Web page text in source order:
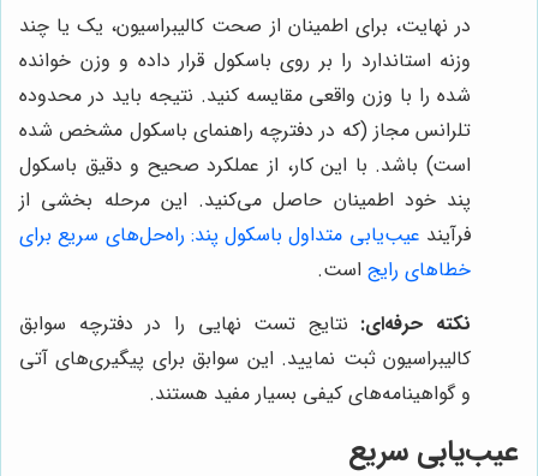
در نهایت، برای اطمینان از صحت کالیبراسیون، یک یا چند
وزنه استاندارد را بر روی باسکول قرار داده و وزن خوانده
شده را با وزن واقعی مقایسه کنید. نتیجه باید در محدوده
تلرانس مجاز (که در دفترچه راهنمای باسکول مشخص شده
است) باشد. با این کار، از عملکرد صحیح و دقیق باسکول
پند خود اطمینان حاصل می‌کنید. این مرحله بخشی از
فرآیند عیب‌یابی متداول باسکول پند: راه‌حل‌های سریع برای
خطاهای رایج است.
نکته حرفه‌ای: نتایج تست نهایی را در دفترچه سوابق
کالیبراسیون ثبت نمایید. این سوابق برای پیگیری‌های آتی
و گواهینامه‌های کیفی بسیار مفید هستند.
عیب‌یابی سریع